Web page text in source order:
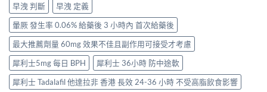
早洩 判斷
早洩 定義
暈厥 發生率 0.06% 給藥後 3 小時內 首次給藥後
最大推薦劑量 60mg 效果不佳且副作用可接受才考慮
犀利士5mg 每日 BPH
犀利士 36小時 防中途軟
犀利士 Tadalafil 他達拉非 香港 長效 24-36 小時 不受高脂飲食影響